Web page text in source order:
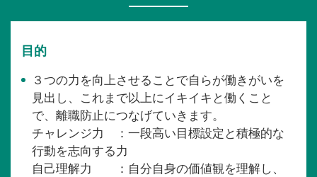
目的
３つの力を向上させることで自らが働きがいを
見出し、これまで以上にイキイキと働くこと
で、離職防止につなげていきます。
チャレンジ力 ：一段高い目標設定と積極的な
行動を志向する力
自己理解力 ：自分自身の価値観を理解し、